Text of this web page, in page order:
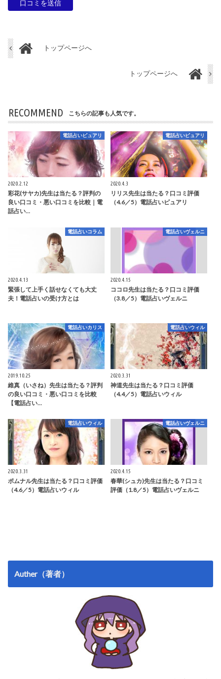
トップページへ
トップページへ
RECOMMEND こちらの記事も人気です。
電話占いピュアリ
2020.2.12
彩花(サヤカ)先生は当たる？評判の
良い口コミ・悪い口コミを比較｜電
話占い…
電話占いピュアリ
2020.4.3
リリス先生は当たる？口コミ評価
（4.6／5）電話占いピュアリ
電話占いコラム
2020.4.13
緊張して上手く話せなくても大丈
夫！電話占いの受け方とは
電話占いヴェルニ
2020.4.15
ココロ先生は当たる？口コミ評価
（3.8／5）電話占いヴェルニ
電話占いカリス
2019.10.25
維真（いさね）先生は当たる？評判
の良い口コミ・悪い口コミを比較
【電話占い…
電話占いウィル
2020.3.31
神道先生は当たる？口コミ評価
（4.4／5）電話占いウィル
電話占いウィル
2020.3.31
ポムナル先生は当たる？口コミ評価
（4.6／5）電話占いウィル
電話占いヴェルニ
2020.4.15
春華(シュカ)先生は当たる？口コミ
評価（1.8／5）電話占いヴェルニ
Auther（著者）